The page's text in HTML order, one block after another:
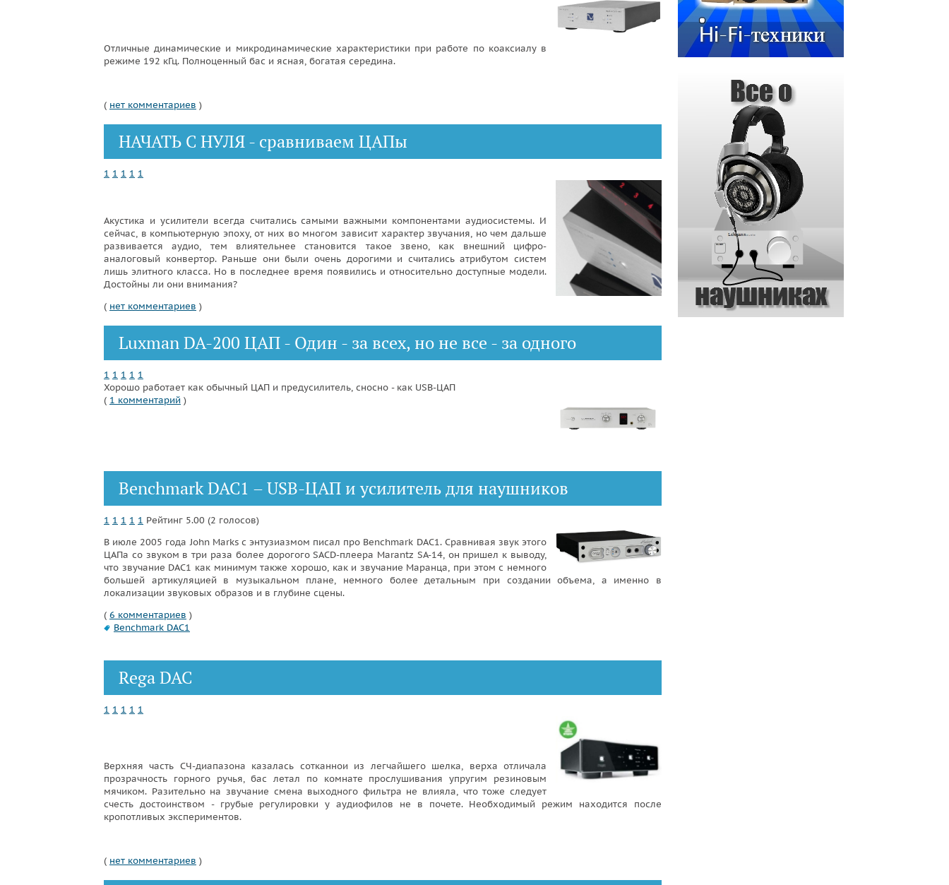
Отличные динамические и микродинамические характеристики при работе по коаксиалу в
режиме 192 кГц. Полноценный бас и ясная, богатая середина.
( нет комментариев )
НАЧАТЬ С НУЛЯ - сравниваем ЦАПы
1 1 1 1 1
Акустика и усилители всегда считались самыми важными компонентами аудиосистемы. И
сейчас, в компьютерную эпоху, от них во многом зависит характер звучания, но чем дальше
развивается аудио, тем влиятельнее становится такое звено, как внешний цифро-
аналоговый конвертор. Раньше они были очень дорогими и считались атрибутом систем
лишь элитного класса. Но в последнее время появились и относительно доступные модели.
Достойны ли они внимания?
( нет комментариев )
Luxman DA-200 ЦАП - Один - за всех, но не все - за одного
1 1 1 1 1
Хорошо работает как обычный ЦАП и предусилитель, сносно - как USB-ЦАП
( 1 комментарий )
Benchmark DAC1 – USB-ЦАП и усилитель для наушников
1 1 1 1 1 Рейтинг 5.00 (2 голосов)
В июле 2005 года John Marks с энтузиазмом писал про Benchmark DAC1. Сравнивая звук этого
ЦАПа со звуком в три раза более дорогого SACD-плеера Marantz SA-14, он пришел к выводу,
что звучание DAC1 как минимум также хорошо, как и звучание Маранца, при этом с немного
большей артикуляцией в музыкальном плане, немного более детальным при создании объема, а именно в
локализации звуковых образов и в глубине сцены.
( 6 комментариев )
Benchmark DAC1
Rega DAC
1 1 1 1 1
Верхняя часть СЧ-диапазона казалась сотканнои из легчайшего шелка, верха отличала
прозрачность горного ручья, бас летал по комнате прослушивания упругим резиновым
мячиком. Разительно на звучание смена выходного фильтра не влияла, что тоже следует
счесть достоинством - грубые регулировки у аудиофилов не в почете. Необходимый режим находится после
кропотливых экспериментов.
( нет комментариев )